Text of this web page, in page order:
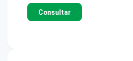
Consultar